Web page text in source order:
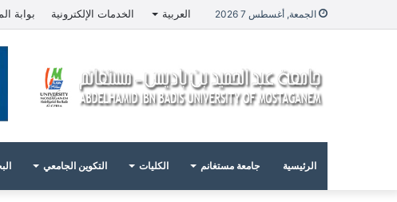
الجمعة, أغسطس 7 2026 العربية الخدمات الإلكترونية بوابة
الرئيسية جامعة مستغانم الكليات التكوين الجامعي